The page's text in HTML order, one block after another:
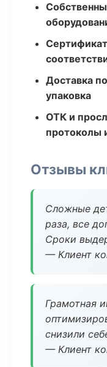
Доставка
упаковка
ОТК и
протоколы
Отзывы
Сложные
раза, все
Сроки
— Клиент
Грамотная
снизили
— Клиент